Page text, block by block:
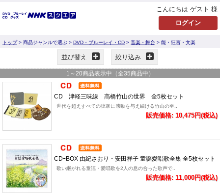
こんにちは ゲスト 様
トップ> 商品ジャンルで選ぶ > DVD・ブルーレイ・CD > 音楽・舞台 > 能・狂言・文楽
並び替え 絞り込み
1 ～ 20商品表示中（全35商品中）
CD 津軽三味線 高橋竹山の世界 全5枚セット
世代を超えすべての聴衆に感動を与え続ける竹山の至..
販売価格: 10,475円(税込)
CDｰBOX 由紀さおり・安田祥子 童謡愛唱歌全集 全5枚セット
歌い継がれる童謡・愛唱歌を2人の息の合った歌声で..
販売価格: 11,000円(税込)